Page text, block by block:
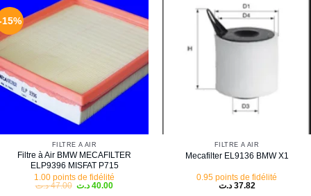
FILTRE À AIR
Filtre à Air BMW MECAFILTER
ELP9396 MISFAT P715
1.00 points de fidélité
47.00 د.ت
Le
40.00 د.ت
Le
FILTRE À AIR
Mecafilter EL9136 BMW X1
0.95 points de fidélité
37.82 د.ت